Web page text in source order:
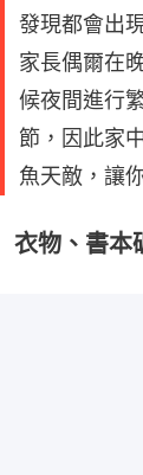
發現都會出
家長偶爾在
候夜間進行
節，因此家
魚天敵，讓
衣物、書本